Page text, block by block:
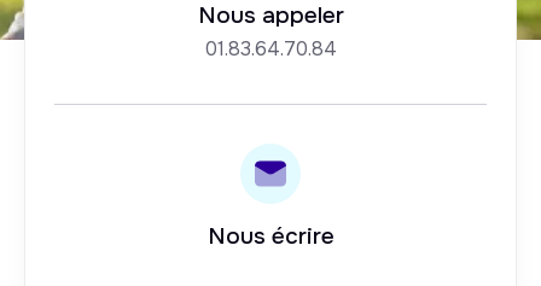
Nous appeler
01.83.64.70.84
Nous écrire